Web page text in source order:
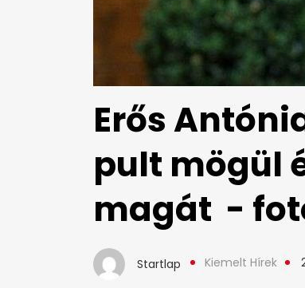
Erős
pult mögül
magát -
Startlap Kiemelt Hírek